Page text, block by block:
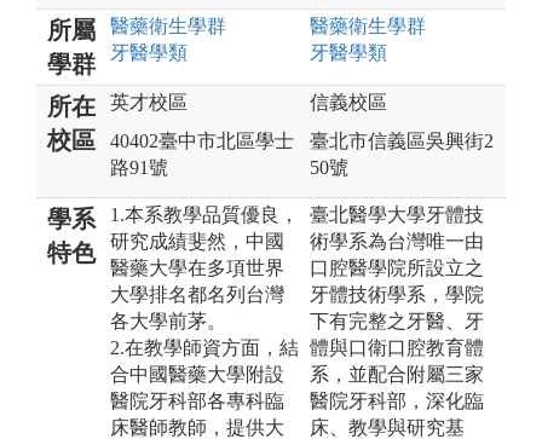
所屬
學群
醫藥衛生學群
牙醫學類
醫藥衛生學群
牙醫學類
所在
校區
英才校區
40402臺中市北區學士
路91號
信義校區
臺北市信義區吳興街2
50號
學系
特色
1.本系教學品質優良，
研究成績斐然，中國
醫藥大學在多項世界
大學排名都名列台灣
各大學前茅。
2.在教學師資方面，結
合中國醫藥大學附設
醫院牙科部各專科臨
床醫師教師，提供大
臺北醫學大學牙體技
術學系為台灣唯一由
口腔醫學院所設立之
牙體技術學系，學院
下有完整之牙醫、牙
體與口衛口腔教育體
系，並配合附屬三家
醫院牙科部，深化臨
床、教學與研究基